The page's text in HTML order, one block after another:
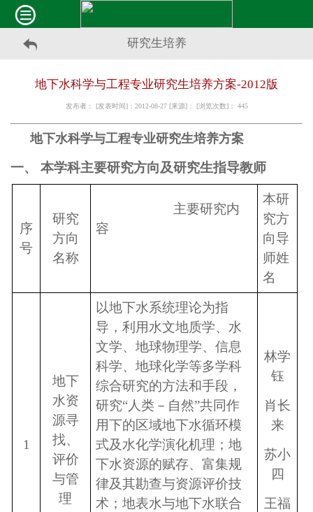
研究生培养
地下水科学与工程专业研究生培养方案-2012版
发布者： [发表时间]：2012-08-27 [来源]： [浏览次数]： 445
地下水科学与工程专业研究生培养方案
一、 本学科主要研究方向及研究生指导教师
序
号
研究
方向
名称
主要研究内
容
本研
究方
向导
师姓
名
1
地下
水资
源寻
找、
评价
与管
理
以地下水系统理论为指
导，利用水文地质学、水
文学、地球物理学、信息
科学、地球化学等多学科
综合研究的方法和手段，
研究“人类－自然”共同作
用下的区域地下水循环模
式及水化学演化机理；地
下水资源的赋存、富集规
律及其勘查与资源评价技
术；地表水与地下水联合
林学
钰
肖长
来
苏小
四
王福